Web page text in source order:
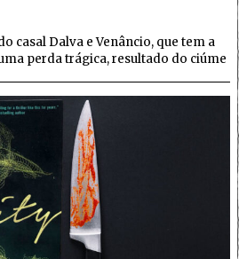
casal Dalva e Venâncio, que tem a
perda trágica, resultado do ciúme